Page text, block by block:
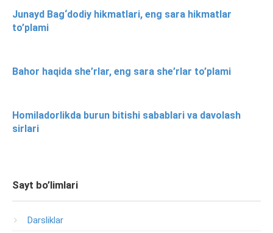
Junayd Bag‘dodiy hikmatlari, eng sara hikmatlar
to’plami
Bahor haqida she’rlar, eng sara she’rlar to’plami
Homiladorlikda burun bitishi sabablari va davolash
sirlari
Sayt bo’limlari
Darsliklar